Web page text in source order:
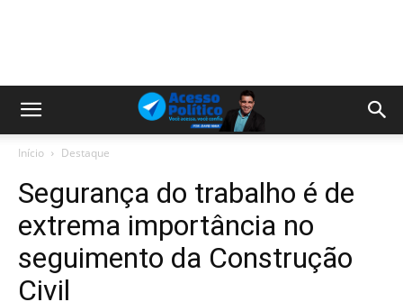
Início Destaque
Segurança do trabalho é de
extrema importância no
seguimento da Construção
Civil